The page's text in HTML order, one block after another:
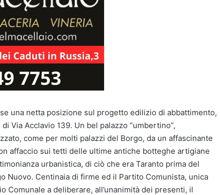
una netta posizione sul progetto edilizio di abbattimento,
Via Acclavio 139. Un bel palazzo “umbertino”,
come per molti palazzi del Borgo, da un affascinante
affaccio sui tetti delle ultime antiche botteghe artigiane
urbanistica, di ciò che era Taranto prima del
Nuovo. Centinaia di firme ed il Partito Comunista, unica
Comunale a deliberare, all’unanimità dei presenti, il